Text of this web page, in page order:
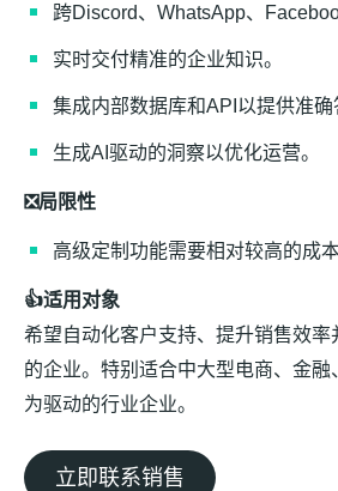
跨Discord、WhatsApp、
实时交付精准的企业知识。
集成内部数据库和API以提供准确
生成AI驱动的洞察以优化运营。
❎局限性
高级定制功能需要相对较高的成本
👍适用对象
希望自动化客户支持、提升销售效率
的企业。特别适合中大型电商、金
为驱动的行业企业。
立即联系销售